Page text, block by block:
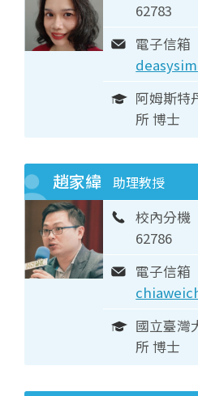
62783
電子信箱
阿姆斯特
所 博士
趙家緯 助理教授
校內分機
62786
電子信箱
國立臺灣
所 博士